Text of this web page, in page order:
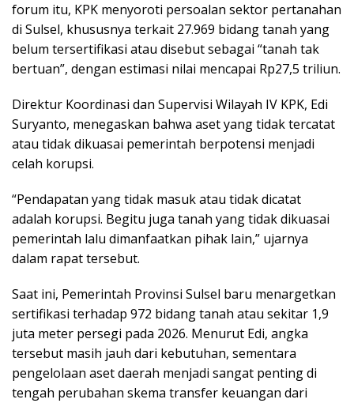
forum itu, KPK menyoroti persoalan sektor pertanahan
di Sulsel, khususnya terkait 27.969 bidang tanah yang
belum tersertifikasi atau disebut sebagai “tanah tak
bertuan”, dengan estimasi nilai mencapai Rp27,5 triliun.
Direktur Koordinasi dan Supervisi Wilayah IV KPK, Edi
Suryanto, menegaskan bahwa aset yang tidak tercatat
atau tidak dikuasai pemerintah berpotensi menjadi
celah korupsi.
“Pendapatan yang tidak masuk atau tidak dicatat
adalah korupsi. Begitu juga tanah yang tidak dikuasai
pemerintah lalu dimanfaatkan pihak lain,” ujarnya
dalam rapat tersebut.
Saat ini, Pemerintah Provinsi Sulsel baru menargetkan
sertifikasi terhadap 972 bidang tanah atau sekitar 1,9
juta meter persegi pada 2026. Menurut Edi, angka
tersebut masih jauh dari kebutuhan, sementara
pengelolaan aset daerah menjadi sangat penting di
tengah perubahan skema transfer keuangan dari